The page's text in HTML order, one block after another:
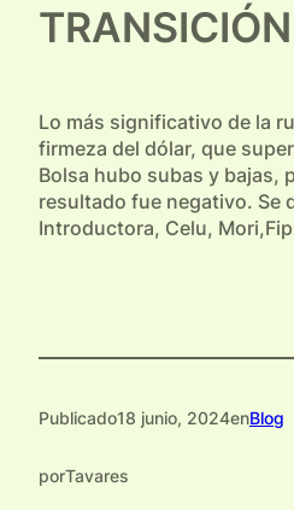
TRANSICIÓN
Lo más significativo de la
firmeza del dólar, que
Bolsa hubo subas y bajas,
resultado fue negativo. Se
Introductora, Celu,
Publicado18 junio, 2024enBlog
porTavares